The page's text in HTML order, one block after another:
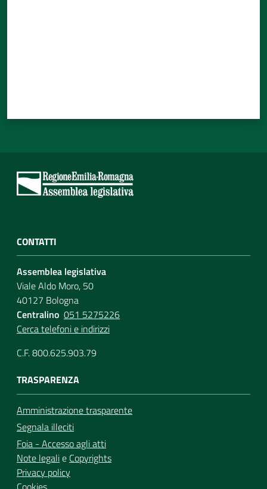
CONTATTI
Assemblea legislativa
Viale Aldo Moro, 50
40127 Bologna
Centralino 051 5275226
Cerca telefoni e indirizzi
C.F. 800.625.903.79
TRASPARENZA
Amministrazione trasparente
Segnala illeciti
Foia - Accesso agli atti
Note legalie Copyrights
Privacy policy